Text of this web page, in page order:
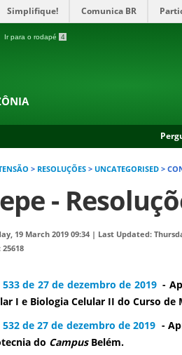
Simplifique! Comunica BR
Ir para o rodapé 4
> RESOLUÇÕES > UNCATEGORISED >
-
19 March 2019 09:34 | Last Updated:
25618
533 de 27 de dezembro de 2019 -
I e Biologia Celular II do Curso
532 de 27 de dezembro de 2019 -
do CampusBelém.